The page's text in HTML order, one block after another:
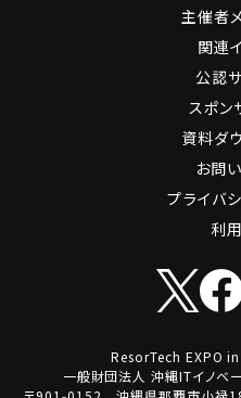
主催者
関連
公認
スポン
資料ダ
お問
プライバ
利
ResorTech EXPO
一般財団法人 沖縄ITイノベ